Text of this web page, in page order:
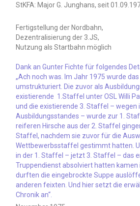
StKFA: Major G. Junghans, seit
Fertigstellung der Nordbahn,
Dezentralisierung der 3.JS,
Nutzung als Startbahn möglich
Dank an Gunter Fichte für folgendes
„Ach noch was. Im Jahr 1975 wurde
umstrukturiert. Die zuvor als
existierende 1.Staffel unter OSL Willi
und die existierende 3. Staffel – wegen
Ausbildungsstandes – wurde zur 1.
reiferen Hirsche aus der 2. Staffel
Staffel, nachdem sie zuvor für die
Wettbewerbsstaffel gestimmt hatten.
in der 1. Staffel – jetzt 3. Staffel – das
Truppendienst absolviert hatten kamen
durften die eingebrockte Suppe
anderen feixten. Und hier setzt die
Chronik an“.